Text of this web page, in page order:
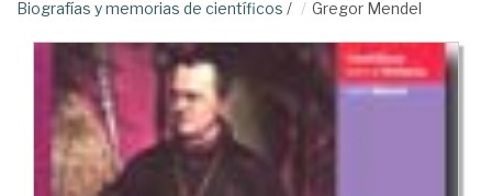
Biografías y memorias de científicos / Gregor Mendel